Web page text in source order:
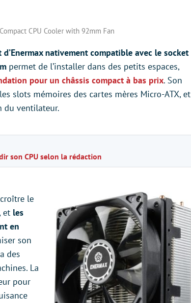
CPU Cooler with 92mm Fan
nativement compatible avec le socket
permet de l’installer dans des petits espaces,
pour un châssis compact à bas prix. Son
slots mémoires des cartes mères Micro-ATX, et
du ventilateur.
son CPU selon la rédaction
le
et les
en
son
des
La
pour